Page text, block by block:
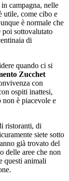
campagna, nelle
utile, come cibo e
è normale che
poi sottovalutato
di
quando ci si
Zucchet
con
ospiti inattesi,
è piacevole e
ristoranti, di
siete sotto
già trovato del
delle aree che non
questi animali